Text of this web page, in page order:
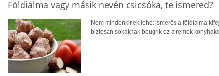
Földialma vagy másik nevén csicsóka, te ismered?
Nem mindenkinek lehet ismerős a földialma
biztosan sokaknak beugrik ez a remek